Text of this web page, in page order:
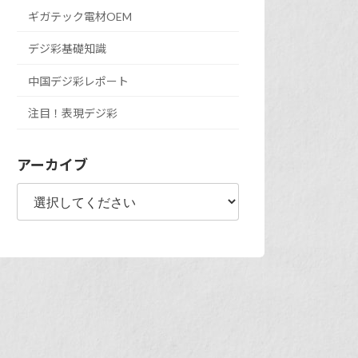
ギガテック電材OEM
デジ彩基礎知識
中国デジ彩レポート
注目！表現デジ彩
アーカイブ